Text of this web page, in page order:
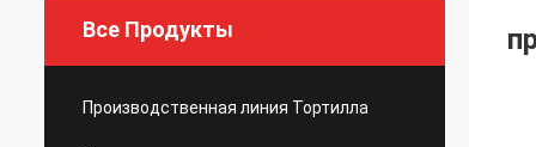
Все Продукты
Производственная линия Тортилла